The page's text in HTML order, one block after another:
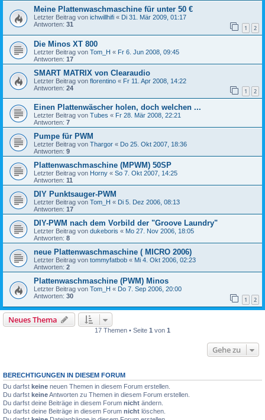
Meine Plattenwaschmaschine für unter 50 €
Letzter Beitrag von ichwillhifi « Di 31. Mär 2009, 01:17
Antworten: 31 1 2
Die Minos XT 800
Letzter Beitrag von Tom_H « Fr 6. Jun 2008, 09:45
Antworten: 17
SMART MATRIX von Clearaudio
Letzter Beitrag von florentino « Fr 11. Apr 2008, 14:22
Antworten: 24 1 2
Einen Plattenwäscher holen, doch welchen ...
Letzter Beitrag von Tubes « Fr 28. Mär 2008, 22:21
Antworten: 7
Pumpe für PWM
Letzter Beitrag von Thargor « Do 25. Okt 2007, 18:36
Antworten: 9
Plattenwaschmaschine (MPWM) 50SP
Letzter Beitrag von Horny « So 7. Okt 2007, 14:25
Antworten: 11
DIY Punktsauger-PWM
Letzter Beitrag von Tom_H « Di 5. Dez 2006, 08:13
Antworten: 17
DIY-PWM nach dem Vorbild der "Groove Laundry"
Letzter Beitrag von dukeboris « Mo 27. Nov 2006, 18:05
Antworten: 8
neue Plattenwaschmaschine ( MICRO 2006)
Letzter Beitrag von tommyfatbob « Mi 4. Okt 2006, 02:23
Antworten: 2
Plattenwaschmaschine (PWM) Minos
Letzter Beitrag von Tom_H « Do 7. Sep 2006, 20:00
Antworten: 30 1 2
Neues Thema
17 Themen • Seite 1 von 1
Gehe zu
BERECHTIGUNGEN IN DIESEM FORUM
Du darfst keine neuen Themen in diesem Forum erstellen.
Du darfst keineAntworten zu Themen in diesem Forum erstellen.
Du darfst deine Beiträge in diesem Forum nicht ändern.
Du darfst deine Beiträge in diesem Forum nicht löschen.